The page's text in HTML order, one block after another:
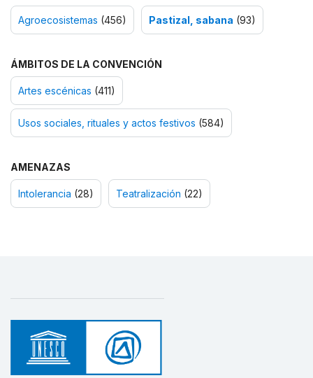
Agroecosistemas (456) Pastizal, sabana (93)
ÁMBITOS DE LA CONVENCIÓN
Artes escénicas (411)
Usos sociales, rituales y actos festivos (584)
AMENAZAS
Intolerancia (28) Teatralización (22)